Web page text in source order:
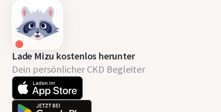
Lade Mizu kostenlos herunter
Dein persönlicher CKD Begleiter